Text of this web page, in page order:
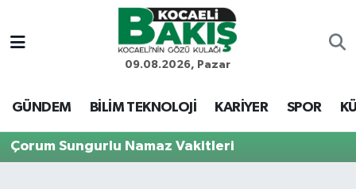
09.08.2026, Pazar
GÜNDEM BİLİM TEKNOLOJİ KARİYER SPOR
Çorum Sungurlu Namaz Vakitleri
Kocaeli Nöbetçi Eczaneler
Kocaeli Hava Durumu
Kocaeli Trafik Yoğunluk Haritası